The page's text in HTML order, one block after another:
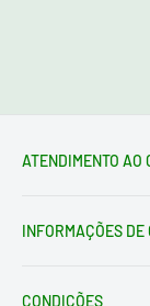
ATENDIMENTO AO
Quem somos
INFORMAÇÕES DE
CONDIÇÕES